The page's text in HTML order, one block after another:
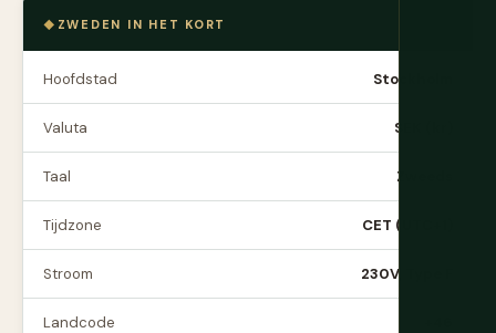
ZWEDEN IN HET KORT
Hoofdstad Stockholm
Valuta SEK (kr)
Taal Zweeds
Tijdzone CET (UTC+1)
Stroom 230V, Type F
Landcode